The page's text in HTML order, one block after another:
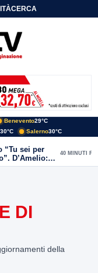
CERCA
Benevento29°C
30°C Salerno30°C
“Tu sei per
D’Amelio:
futuro
40 MINUTI FA
DI
della